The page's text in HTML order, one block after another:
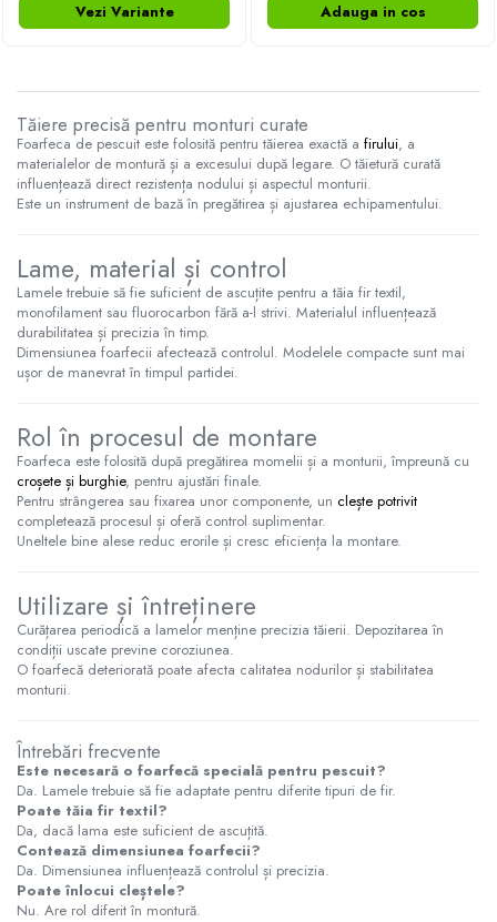
Vezi Variante
Adauga in cos
Tăiere precisă pentru monturi curate
Foarfeca de pescuit este folosită pentru tăierea exactă a firului, a
materialelor de montură și a excesului după legare. O tăietură curată
influențează direct rezistența nodului și aspectul monturii.
Este un instrument de bază în pregătirea și ajustarea echipamentului.
Lame, material și control
Lamele trebuie să fie suficient de ascuțite pentru a tăia fir textil,
monofilament sau fluorocarbon fără a-l strivi. Materialul influențează
durabilitatea și precizia în timp.
Dimensiunea foarfecii afectează controlul. Modelele compacte sunt mai
ușor de manevrat în timpul partidei.
Rol în procesul de montare
Foarfeca este folosită după pregătirea momelii și a monturii, împreună cu
croșete și burghie, pentru ajustări finale.
Pentru strângerea sau fixarea unor componente, un clește potrivit
completează procesul și oferă control suplimentar.
Uneltele bine alese reduc erorile și cresc eficiența la montare.
Utilizare și întreținere
Curățarea periodică a lamelor menține precizia tăierii. Depozitarea în
condiții uscate previne coroziunea.
O foarfecă deteriorată poate afecta calitatea nodurilor și stabilitatea
monturii.
Întrebări frecvente
Este necesară o foarfecă specială pentru pescuit?
Da. Lamele trebuie să fie adaptate pentru diferite tipuri de fir.
Poate tăia fir textil?
Da, dacă lama este suficient de ascuțită.
Contează dimensiunea foarfecii?
Da. Dimensiunea influențează controlul și precizia.
Poate înlocui cleștele?
Nu. Are rol diferit în montură.